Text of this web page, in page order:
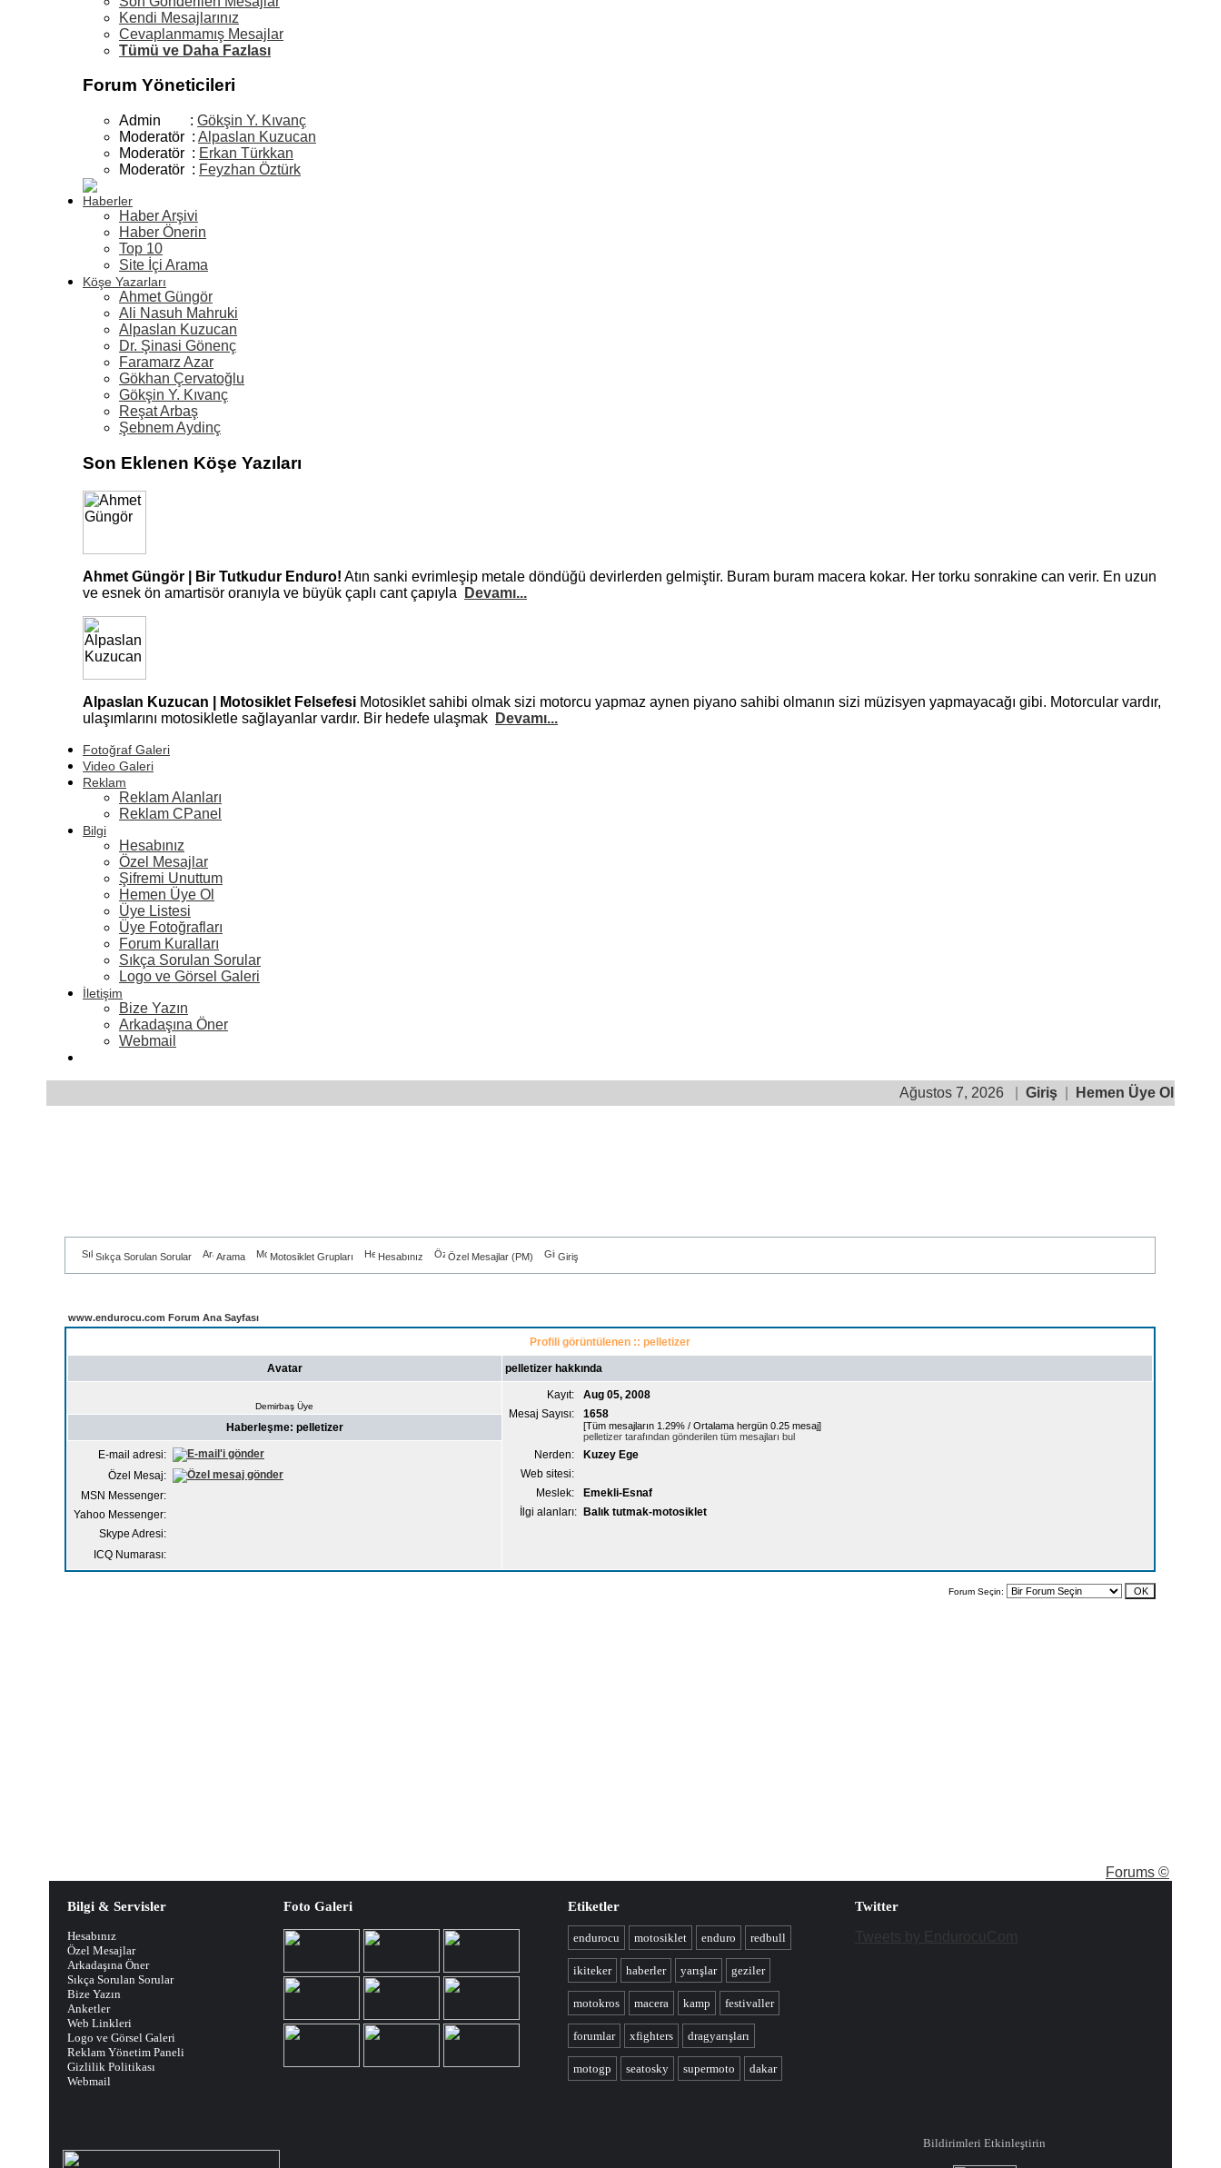
Kendi Mesajlarınız
Cevaplanmamış Mesajlar
Tümü ve Daha Fazlası
Forum Yöneticileri
Admin : Gökşin Y. Kıvanç
Moderatör : Alpaslan Kuzucan
Moderatör : Erkan Türkkan
Moderatör : Feyzhan Öztürk
Haberler
Haber Arşivi
Haber Önerin
Top 10
Site İçi Arama
Köşe Yazarları
Ahmet Güngör
Ali Nasuh Mahruki
Alpaslan Kuzucan
Dr. Şinasi Gönenç
Faramarz Azar
Gökhan Çervatoğlu
Gökşin Y. Kıvanç
Reşat Arbaş
Şebnem Aydinç
Son Eklenen Köşe Yazıları
Ahmet Güngör | Bir Tutkudur Enduro! Atın sanki evrimleşip metale döndüğü devirlerden gelmiştir. Buram buram macera kokar. Her torku sonrakine can verir. En uzun
ve esnek ön amartisör oranıyla ve büyük çaplı cant çapıyla
Devamı...
Alpaslan Kuzucan | Motosiklet Felsefesi Motosiklet sahibi olmak sizi motorcu yapmaz aynen piyano sahibi olmanın sizi müzisyen yapmayacağı gibi. Motorcular vardır,
ulaşımlarını motosikletle sağlayanlar vardır. Bir hedefe ulaşmak
Devamı...
Fotoğraf Galeri
Video Galeri
Reklam
Reklam Alanları
Reklam CPanel
Bilgi
Hesabınız
Özel Mesajlar
Şifremi Unuttum
Hemen Üye Ol
Üye Listesi
Üye Fotoğrafları
Forum Kuralları
Sıkça Sorulan Sorular
Logo ve Görsel Galeri
İletişim
Bize Yazın
Arkadaşına Öner
Webmail
Ağustos 7, 2026 Giriş Hemen Üye Ol
Sıkça Sorulan Sorular Arama Motosiklet Grupları Hesabınız Özel Mesajlar (PM) Giriş
www.endurocu.com Forum Ana Sayfası
Profili görüntülenen :: pelletizer
Avatar pelletizer hakkında
Demirbaş Üye
Kayıt:
Aug 05, 2008
Mesaj Sayısı:
1658
[Tüm mesajların 1.29% / Ortalama hergün 0.25 mesaj]
pelletizer tarafından gönderilen tüm mesajları bul
Nerden:
Kuzey Ege
Web sitesi:
Meslek:
Emekli-Esnaf
İlgi alanları: Balık tutmak-motosiklet
Haberleşme: pelletizer
E-mail adresi:
Özel Mesaj:
MSN Messenger:
Yahoo Messenger:
Skype Adresi:
ICQ Numarası:
Forum Seçin:
Forums ©
Bilgi & Servisler
Hesabınız
Özel Mesajlar
Arkadaşına Öner
Sıkça Sorulan Sorular
Bize Yazın
Anketler
Web Linkleri
Logo ve Görsel Galeri
Reklam Yönetim Paneli
Gizlilik Politikası
Webmail
Foto Galeri Etiketler
endurocu motosiklet enduro redbull
ikiteker haberler yarışlar geziler
motokros macera kamp festivaller
forumlar xfighters dragyarışları
motogp seatosky supermoto dakar
Twitter
Tweets by EndurocuCom
Bildirimleri Etkinleştirin